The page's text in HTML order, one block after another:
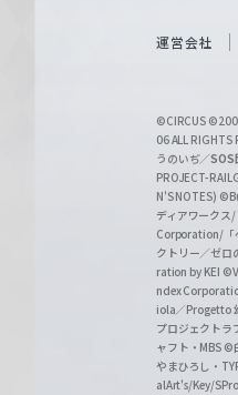
i
c
h
w
a
r
z
運営会社
©CIRCUS
06 ALL RIGHTS
うのいぢ／SOS
PROJECT-
N'S NOTES)
ディアワークス
Corporation/「
クトリー／ゼロ
ration by KEI
ndex
iola／Progetto
プロジェクトラ
ャフト・MBS ©
やまひろし・
alArt's/Key/